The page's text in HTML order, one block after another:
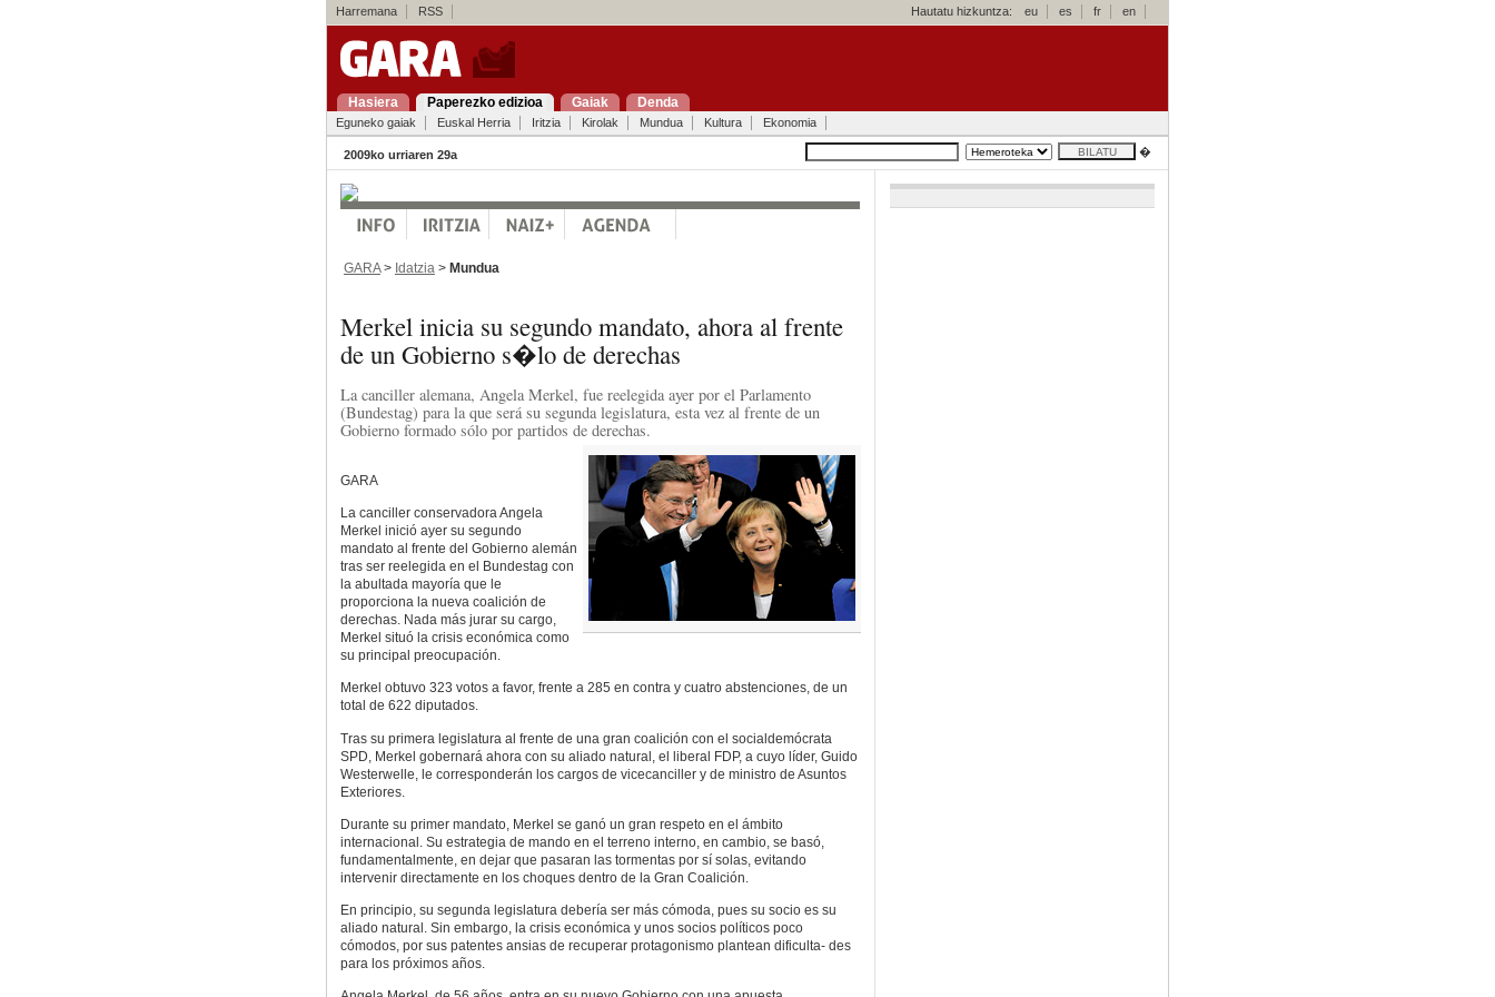
Harremana RSS Hautatu hizkuntza: eu es fr en
Hasiera Paperezko edizioa Gaiak Denda
Eguneko gaiak Euskal Herria Iritzia Kirolak Mundua Kultura Ekonomia
2009ko urriaren 29a �
GARA> Idatzia > Mundua
Merkel inicia su segundo mandato, ahora al frente
de un Gobierno s�lo de derechas
La canciller alemana, Angela Merkel, fue reelegida ayer por el Parlamento
(Bundestag) para la que será su segunda legislatura, esta vez al frente de un
Gobierno formado sólo por partidos de derechas.
GARA
La canciller conservadora Angela
Merkel inició ayer su segundo
mandato al frente del Gobierno alemán
tras ser reelegida en el Bundestag con
la abultada mayoría que le
proporciona la nueva coalición de
derechas. Nada más jurar su cargo,
Merkel situó la crisis económica como
su principal preocupación.
Merkel obtuvo 323 votos a favor, frente a 285 en contra y cuatro abstenciones, de un
total de 622 diputados.
Tras su primera legislatura al frente de una gran coalición con el socialdemócrata
SPD, Merkel gobernará ahora con su aliado natural, el liberal FDP, a cuyo líder, Guido
Westerwelle, le corresponderán los cargos de vicecanciller y de ministro de Asuntos
Exteriores.
Durante su primer mandato, Merkel se ganó un gran respeto en el ámbito
internacional. Su estrategia de mando en el terreno interno, en cambio, se basó,
fundamentalmente, en dejar que pasaran las tormentas por sí solas, evitando
intervenir directamente en los choques dentro de la Gran Coalición.
En principio, su segunda legislatura debería ser más cómoda, pues su socio es su
aliado natural. Sin embargo, la crisis económica y unos socios políticos poco
cómodos, por sus patentes ansias de recuperar protagonismo plantean dificulta- des
para los próximos años.